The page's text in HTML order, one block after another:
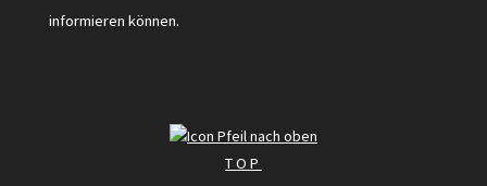
informieren können.
TOP